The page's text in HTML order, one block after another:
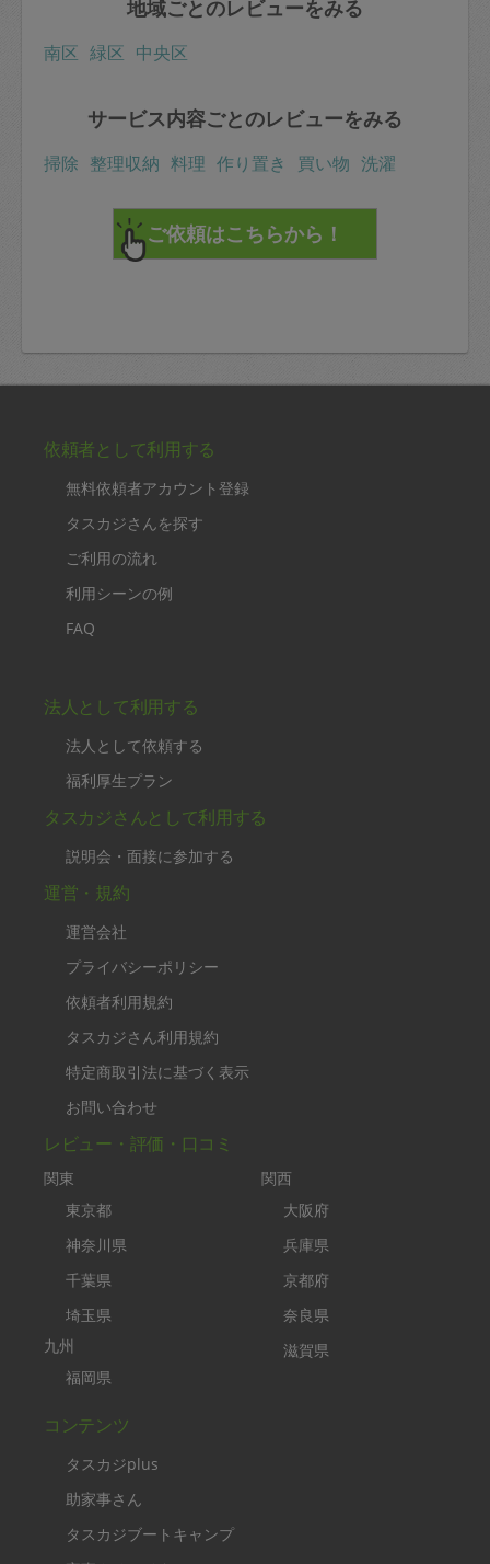
地域ごとのレビューをみる
南区 緑区 中央区
サービス内容ごとのレビューをみる
掃除 整理収納 料理 作り置き 買い物 洗濯
依頼者として利用する
無料依頼者アカウント登録
タスカジさんを探す
ご利用の流れ
利用シーンの例
FAQ
法人として利用する
法人として依頼する
福利厚生プラン
タスカジさんとして利用する
説明会・面接に参加する
運営・規約
運営会社
プライバシーポリシー
依頼者利用規約
タスカジさん利用規約
特定商取引法に基づく表示
お問い合わせ
レビュー・評価・口コミ
関東
東京都
神奈川県
千葉県
埼玉県
九州
福岡県
関西
大阪府
兵庫県
京都府
奈良県
滋賀県
コンテンツ
タスカジplus
助家事さん
タスカジブートキャンプ